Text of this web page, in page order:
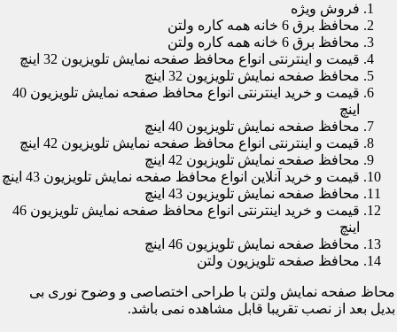
فروش ویژه
محافظ برق 6 خانه همه کاره ولتن
محافظ برق 6 خانه همه کاره ولتن
قیمت و اینترنتی انواع محافظ صفحه نمایش تلویزیون 32 اینچ
محافظ صفحه نمایش تلویزیون 32 اینچ
قیمت و خرید اینترنتی انواع محافظ صفحه نمایش تلویزیون 40
اینچ
محافظ صفحه نمایش تلویزیون 40 اینچ
قیمت و اینترنتی انواع محافظ صفحه نمایش تلویزیون 42 اینچ
محافظ صفحه نمایش تلویزیون 42 اینچ
قیمت و خرید آنلاین انواع محافظ صفحه نمایش تلویزیون 43 اینچ
محافظ صفحه نمایش تلویزیون 43 اینچ
قیمت و خرید اینترنتی انواع محافظ صفحه نمایش تلویزیون 46
اینچ
محافظ صفحه نمایش تلویزیون 46 اینچ
محافظ صفحه تلویزیون ولتن
محاظ صفحه نمایش ولتن با طراحی اختصاصی و وضوح نوری بی
بدیل بعد از نصب تقریبا قابل مشاهده نمی باشد.